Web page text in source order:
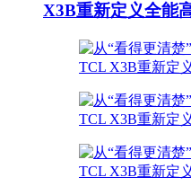
X3B重新定义全能